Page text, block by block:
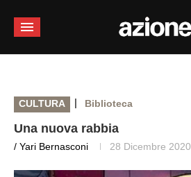
CULTURA | Biblioteca
Una nuova rabbia
/ Yari Bernasconi 28 Dicembre 2020